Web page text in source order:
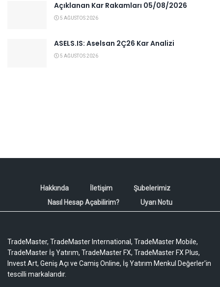
Açıklanan Kar Rakamları 05/08/2026
5 AĞUSTOS 2026
ASELS.IS: Aselsan 2Ç26 Kar Analizi
5 AĞUSTOS 2026
Hakkında İletişim
Şubelerimiz
Nasıl Hesap Açabilirim?
Uyarı Notu
TradeMaster, TradeMaster International, TradeMaster Mobile,
TradeMaster İş Yatırım, TradeMaster FX, TradeMaster FX Plus,
Invest Art, Geniş Açı ve Camiş Online, İş Yatırım Menkul Değerler'in
tescilli markalarıdır.